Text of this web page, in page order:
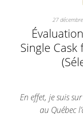
27
Single
En effet, je suis
au Québec